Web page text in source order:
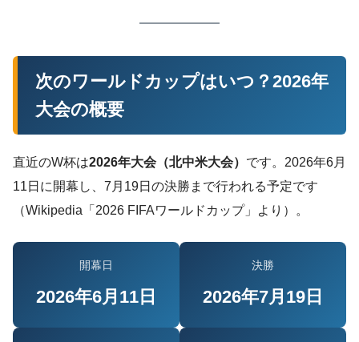
次のワールドカップはいつ？2026年
大会の概要
直近のW杯は2026年大会（北中米大会） です。2026年6月
11日に開幕し、7月19日の決勝まで行われる予定です
（Wikipedia「2026 FIFAワールドカップ」より）。
開幕日
2026年6月11日
決勝
2026年7月19日